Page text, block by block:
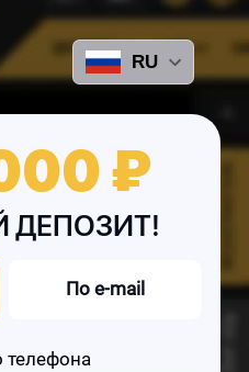
RU
₽
ДЕПОЗИТ!
По e-mail
телефона